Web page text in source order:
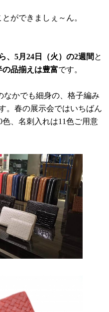
ができましぇ～ん。
、5月24日（火）の2週間 と
の品揃えは豊富です。
なかでも細身の、格子編み
。春の展示会ではいちばん
、名刺入れは11色ご用意